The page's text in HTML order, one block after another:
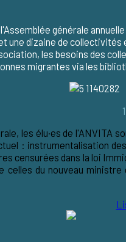
générale
une dizaine de
les besoins des
migrantes via les
les élu·es de l'ANVITA
: instrumentalisation
censurées dans la loi
celles du nouveau